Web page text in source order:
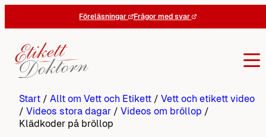
Föreläsningar Frågor med svar
Start / Allt om Vett och Etikett / Vett och etikett video
/ Videos stora dagar / Videos om bröllop /
Klädkoder på bröllop